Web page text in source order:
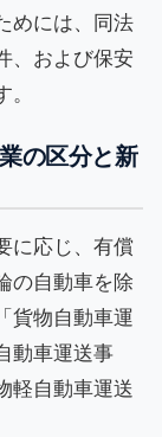
めには、同法
、および保安
の区分と新
に応じ、有償
の自動車を除
貨物自動車運
動車運送事
軽自動車運送